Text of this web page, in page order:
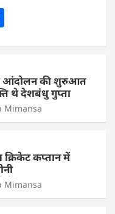
eआंदोलन की शुरुआत
थे देशबंधु गुप्ता
Mimansa
कप्तान में
Mimansa